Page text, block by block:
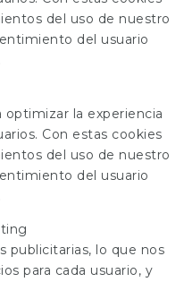
del uso de nuestro
del usuario
optimizar la experiencia
Con estas cookies
del uso de nuestro
del usuario
publicitarias, lo que nos
para cada usuario, y